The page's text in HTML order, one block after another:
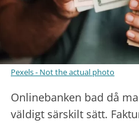
Pexels - Not the actual photo
Onlinebanken bad då
väldigt särskilt sätt.